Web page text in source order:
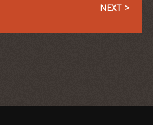
NEXT >